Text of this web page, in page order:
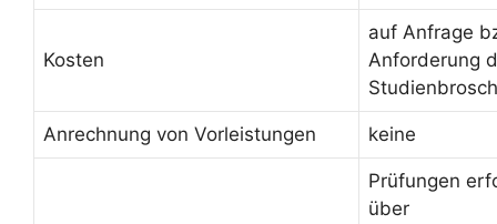
Kosten
auf Anfrage
Anforderung
Anrechnung von Vorleistungen keine
Prüfungen
über